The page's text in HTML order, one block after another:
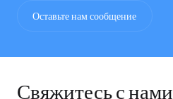
Оставьте нам сообщение
Свяжитесь с нами